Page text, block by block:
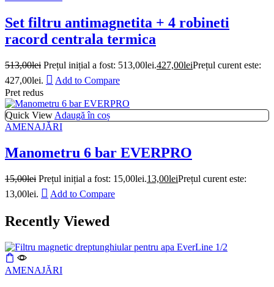
Set filtru antimagnetita + 4 robineti
racord centrala termica
513,00lei Prețul inițial a fost: 513,00lei.427,00leiPrețul curent este:
427,00lei.
Add to Compare
Pret redus
Quick View Adaugă în coș
AMENAJĂRI
Manometru 6 bar EVERPRO
15,00lei Prețul inițial a fost: 15,00lei.13,00leiPrețul curent este:
13,00lei.
Add to Compare
Recently Viewed
AMENAJĂRI